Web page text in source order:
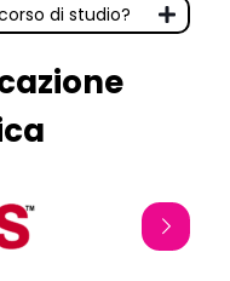
di studio?